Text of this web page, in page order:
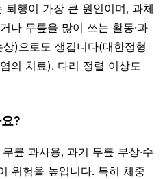
퇴행이 가장 큰 원인이며, 과체
나 무릎을 많이 쓰는 활동·과
)으로도 생깁니다(대한정형
의 치료). 다리 정렬 이상도
?
릎 과사용, 과거 무릎 부상·수
위험을 높입니다. 특히 체중